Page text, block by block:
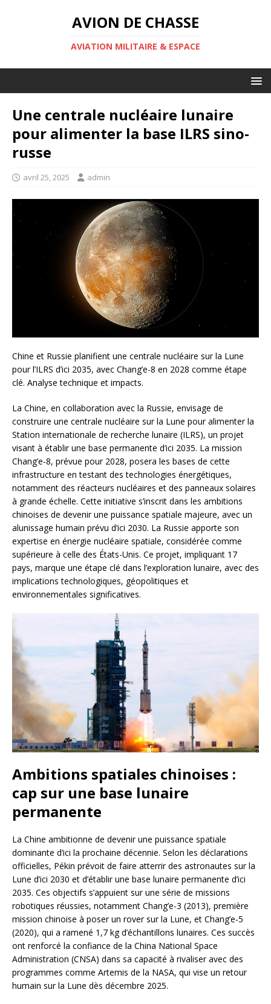
AVION DE CHASSE
AVIATION MILITAIRE & ESPACE
Une centrale nucléaire lunaire
pour alimenter la base ILRS sino-
russe
avril 25, 2025 admin
Chine et Russie planifient une centrale nucléaire sur la Lune
pour l’ILRS d’ici 2035, avec Chang’e-8 en 2028 comme étape
clé. Analyse technique et impacts.
La Chine, en collaboration avec la Russie, envisage de
construire une centrale nucléaire sur la Lune pour alimenter la
Station internationale de recherche lunaire (ILRS), un projet
visant à établir une base permanente d’ici 2035. La mission
Chang’e-8, prévue pour 2028, posera les bases de cette
infrastructure en testant des technologies énergétiques,
notamment des réacteurs nucléaires et des panneaux solaires
à grande échelle. Cette initiative s’inscrit dans les ambitions
chinoises de devenir une puissance spatiale majeure, avec un
alunissage humain prévu d’ici 2030. La Russie apporte son
expertise en énergie nucléaire spatiale, considérée comme
supérieure à celle des États-Unis. Ce projet, impliquant 17
pays, marque une étape clé dans l’exploration lunaire, avec des
implications technologiques, géopolitiques et
environnementales significatives.
Ambitions spatiales chinoises :
cap sur une base lunaire
permanente
La Chine ambitionne de devenir une puissance spatiale
dominante d’ici la prochaine décennie. Selon les déclarations
officielles, Pékin prévoit de faire atterrir des astronautes sur la
Lune d’ici 2030 et d’établir une base lunaire permanente d’ici
2035. Ces objectifs s’appuient sur une série de missions
robotiques réussies, notamment Chang’e-3 (2013), première
mission chinoise à poser un rover sur la Lune, et Chang’e-5
(2020), qui a ramené 1,7 kg d’échantillons lunaires. Ces succès
ont renforcé la confiance de la China National Space
Administration (CNSA) dans sa capacité à rivaliser avec des
programmes comme Artemis de la NASA, qui vise un retour
humain sur la Lune dès décembre 2025.